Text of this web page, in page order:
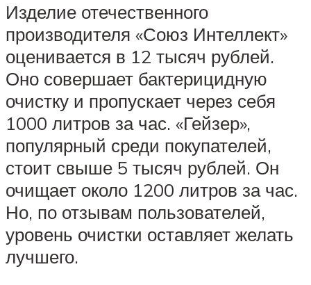
Изделие отечественного
производителя «Союз Интеллект»
оценивается в 12 тысяч рублей.
Оно совершает бактерицидную
очистку и пропускает через себя
1000 литров за час. «Гейзер»,
популярный среди покупателей,
стоит свыше 5 тысяч рублей. Он
очищает около 1200 литров за час.
Но, по отзывам пользователей,
уровень очистки оставляет желать
лучшего.